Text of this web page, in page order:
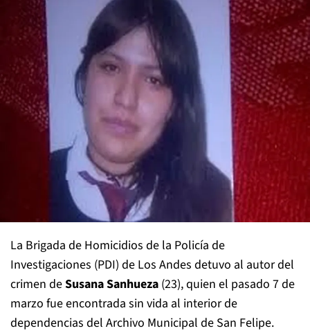
La Brigada de Homicidios de la Policía de
Investigaciones (PDI) de Los Andes detuvo al autor del
crimen deSusana Sanhueza (23), quien el pasado 7 de
marzo fue encontrada sin vida al interior de
dependencias del Archivo Municipal de San Felipe.